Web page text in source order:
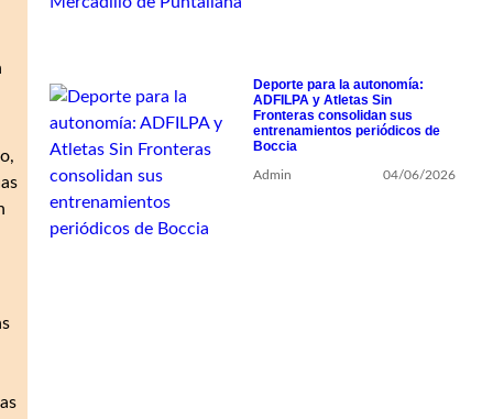
Deporte para la autonomía:
ADFILPA y Atletas Sin
Fronteras consolidan sus
entrenamientos periódicos de
Boccia
Admin 04/06/2026